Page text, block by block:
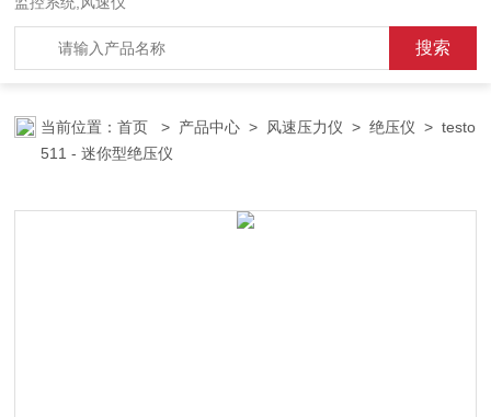
当前位置：首页 > 产品中心 > 风速压力仪 >绝压仪 > testo
511 - 迷你型绝压仪